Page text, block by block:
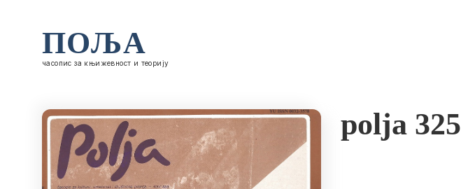
ПОЉА
часопис за књижевност и теорију
polja 325